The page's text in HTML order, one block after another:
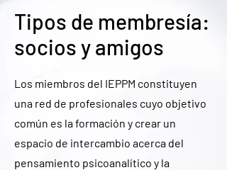
Tipos de membresía:
socios y amigos
Los miembros del IEPPM constituyen
una red de profesionales cuyo objetivo
común es la formación y crear un
espacio de intercambio acerca del
pensamiento psicoanalítico y la